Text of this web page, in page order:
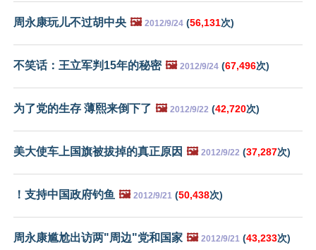
周永康玩儿不过胡中央 🖼️ 2012/9/24 (56,131次)
不笑话：王立军判15年的秘密 🖼️ 2012/9/24 (67,496次)
为了党的生存 薄熙来倒下了 🖼️ 2012/9/22 (42,720次)
美大使车上国旗被拔掉的真正原因 🖼️ 2012/9/22 (37,287次)
！支持中国政府钓鱼 🖼️ 2012/9/21 (50,438次)
周永康尴尬出访两"周边"党和国家 🖼️ 2012/9/21 (43,233次)